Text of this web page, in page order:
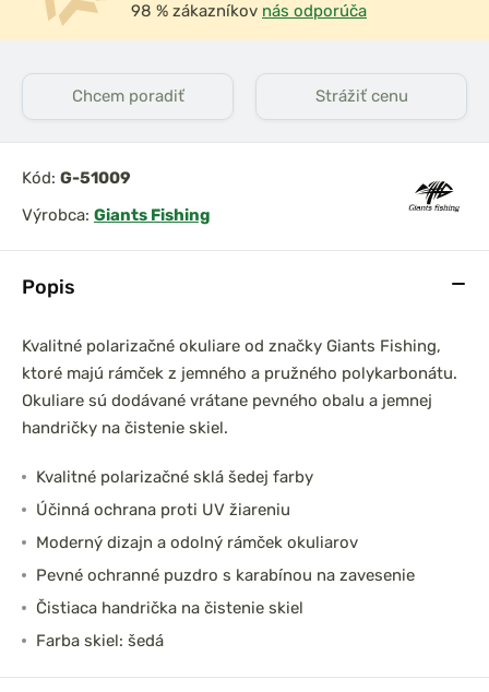
Popis
Kvalitné polarizačné okuliare od značky Giants Fishing,
ktoré majú rámček z jemného a pružného polykarbonátu.
Okuliare sú dodávané vrátane pevného obalu a jemnej
handričky na čistenie skiel.
Kvalitné polarizačné sklá šedej farby
Účinná ochrana proti UV žiareniu
Moderný dizajn a odolný rámček okuliarov
Pevné ochranné puzdro s karabínou na zavesenie
Čistiaca handrička na čistenie skiel
Farba skiel: šedá
98 % zákazníkov nás odporúča
Chcem poradiť Strážiť cenu
Kód: G-51009
Výrobca: Giants Fishing